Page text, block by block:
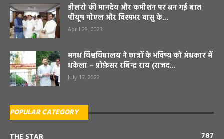
डीलरो की मानदेय और कमीशन पर बन गई बात
पीयूष गोएल और विश्मभर वासु के...
April 29, 2023
मगध विश्वविधालय ने छात्रों के भविष्य को अंधकार में
धकेला – प्रोफ़ेसर रबिन्द्र राय (राजद...
July 17, 2022
POPULAR CATEGORY
787